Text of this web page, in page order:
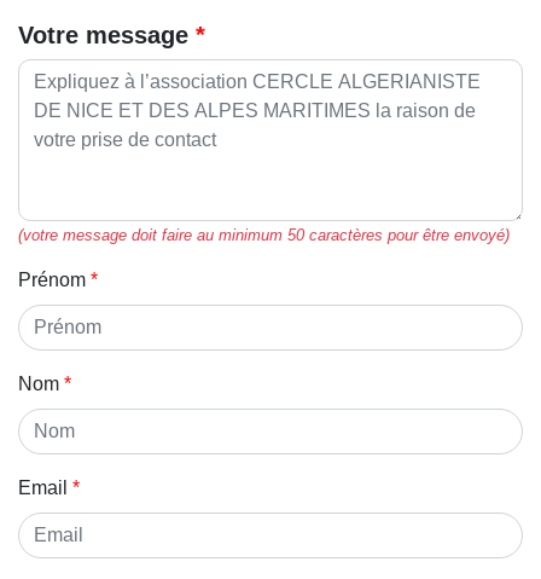
Votre message
(votre message doit faire au minimum 50 caractères pour être envoyé)
Prénom
Nom
Email